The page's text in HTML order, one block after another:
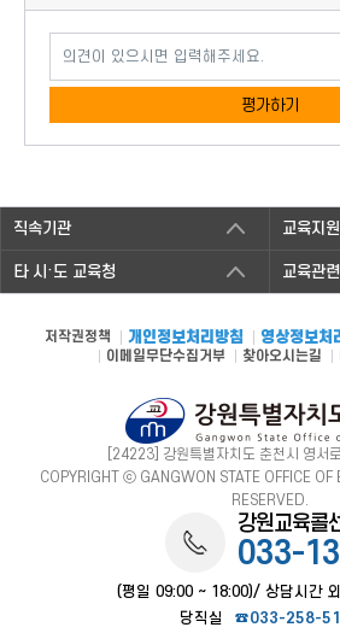
평가하기
직속기관 교육지
타 시·도 교육청 교육관
저작권정책 개인정보처리방침 영상정보처
이메일무단수집거부
찾아오시는길
[24223] 강원특별자치도 춘천시 영서
COPYRIGHT ⓒ GANGWON STATE OFFICE OF
RESERVED.
강원교육콜
033-
(평일 09:00 ~ 18:00)/ 상담시간
당직실
☎033-258-